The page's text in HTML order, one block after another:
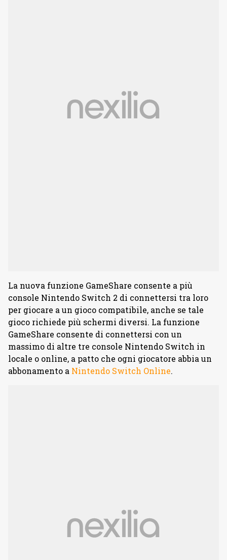
La nuova funzione GameShare consente a più
console Nintendo Switch 2 di connettersi tra loro
per giocare a un gioco compatibile, anche se tale
gioco richiede più schermi diversi. La funzione
GameShare consente di connettersi con un
massimo di altre tre console Nintendo Switch in
locale o online, a patto che ogni giocatore abbia un
abbonamento a Nintendo Switch Online.